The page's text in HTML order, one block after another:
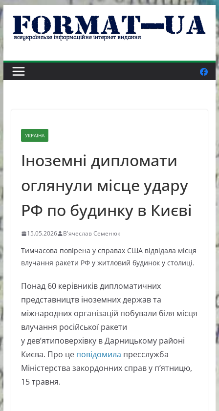
Skip
content
УКРАЇНА
Іноземні дипломати
оглянули місце удару
РФ по будинку в Києві
15.05.2026 В'ячеслав Семенюк
Тимчасова повірена у справах США відвідала місця
влучання ракети РФ у житловий будинок у столиці.
Понад 60 керівників дипломатичних
представництв іноземних держав та
міжнародних організацій побували біля місця
влучання російської ракети
у дев’ятиповерхівку в Дарницькому районі
Києва. Про це повідомила пресслужба
Міністерства закордонних справ у п’ятницю,
15 травня.